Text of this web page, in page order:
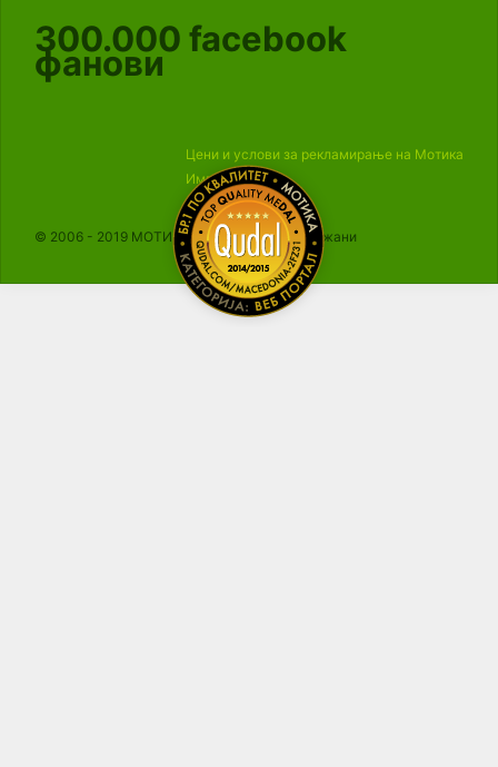
300.000 facebook
фанови
Цени и услови за рекламирање на Мотика
Импресум
© 2006 - 2019 МОТИКА, Сите права се задржани